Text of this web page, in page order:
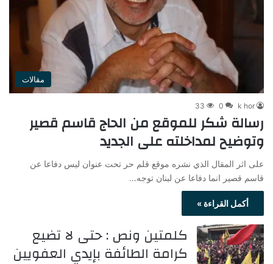
مقالات
k hor
0
33
رسالة شكر للموقع من الحاج قاسم قصير
وتوضيح لمداخلته على الجديد
على اثر المقال الذي نشره موقع قلم حر تحت عنوان ليس دفاعا عن
قاسم قصير انما دفاعا عن لبنان توجه…
أكمل القراءة »
كلمتين ونص : حتى لا تضيع
كرامة الطائفة بإيدي العفويين